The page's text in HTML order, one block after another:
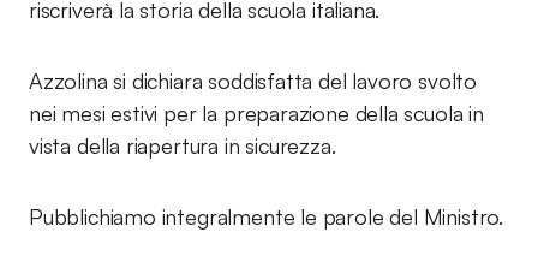
riscriverà la storia della scuola italiana.
Azzolina si dichiara soddisfatta del lavoro svolto
nei mesi estivi per la preparazione della scuola in
vista della riapertura in sicurezza.
Pubblichiamo integralmente le parole del Ministro.